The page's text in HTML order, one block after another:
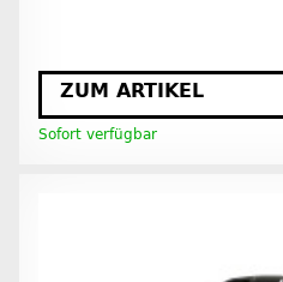
ZUM ARTIKEL
Sofort verfügbar